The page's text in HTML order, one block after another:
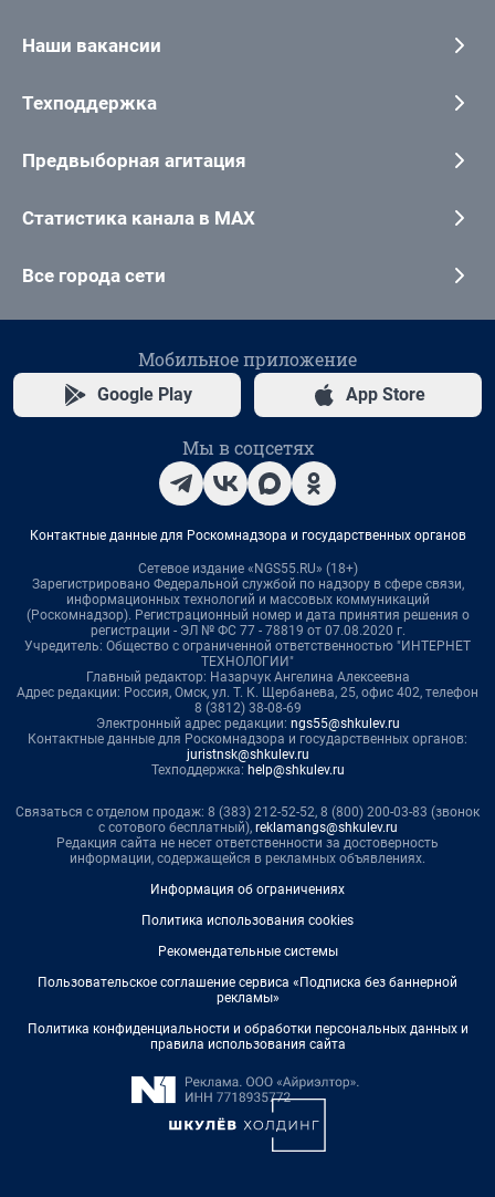
Наши вакансии
Техподдержка
Предвыборная агитация
Статистика канала в MAX
Все города сети
Мобильное приложение
Google Play App Store
Мы в соцсетях
Контактные данные для Роскомнадзора и государственных органов
Сетевое издание «NGS55.RU» (18+)
Зарегистрировано Федеральной службой по надзору в сфере связи,
информационных технологий и массовых коммуникаций
(Роскомнадзор). Регистрационный номер и дата принятия решения о
регистрации - ЭЛ № ФС 77 - 78819 от 07.08.2020 г.
Учредитель: Общество с ограниченной ответственностью "ИНТЕРНЕТ
ТЕХНОЛОГИИ"
Главный редактор: Назарчук Ангелина Алексеевна
Адрес редакции: Россия, Омск, ул. Т. К. Щербанева, 25, офис 402, телефон
8 (3812) 38-08-69
Электронный адрес редакции: ngs55@shkulev.ru
Контактные данные для Роскомнадзора и государственных органов:
juristnsk@shkulev.ru
Техподдержка: help@shkulev.ru
Связаться с отделом продаж: 8 (383) 212-52-52, 8 (800) 200-03-83 (звонок
с сотового бесплатный), reklamangs@shkulev.ru
Редакция сайта не несет ответственности за достоверность
информации, содержащейся в рекламных объявлениях.
Информация об ограничениях
Политика использования cookies
Рекомендательные системы
Пользовательское соглашение сервиса «Подписка без баннерной
рекламы»
Политика конфиденциальности и обработки персональных данных и
правила использования сайта